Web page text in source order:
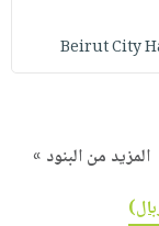
Beirut City
المزيد من البنود »
)